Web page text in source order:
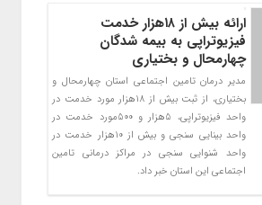
ارائه بیش از ۱۸هزار خدمت
فیزیوتراپی به بیمه شدگان
چهارمحال و بختیاری
مدیر درمان تامین اجتماعی استان چهارمحال و
بختیاری، از ثبت بیش از 18هزار مورد خدمت در
واحد فیزیوتراپی، 5هزار و 500مورد خدمت در
واحد بینایی سنجی و بیش از 10هزار خدمت در
واحد شنوایی سنجی در مراکز درمانی تامین
اجتماعی این استان خبر داد.